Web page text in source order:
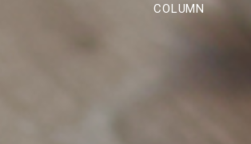
COLUMN